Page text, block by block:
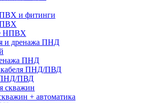
и фитинги
НПВХ
и дренажа ПНД
ПНД
ПНД/ПВД
ПНД/ПВД
скважин
+ автоматика